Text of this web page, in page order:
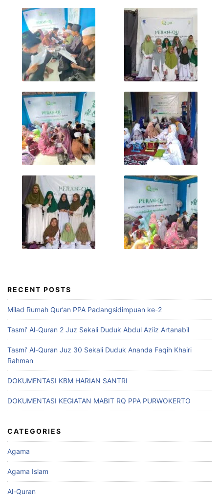
RECENT POSTS
Milad Rumah Qur’an PPA Padangsidimpuan ke-2
Tasmi’ Al-Quran 2 Juz Sekali Duduk Abdul Aziiz Artanabil
Tasmi’ Al-Quran Juz 30 Sekali Duduk Ananda Faqih Khairi
Rahman
DOKUMENTASI KBM HARIAN SANTRI
DOKUMENTASI KEGIATAN MABIT RQ PPA PURWOKERTO
CATEGORIES
Agama
Agama Islam
Al-Quran